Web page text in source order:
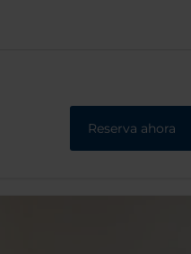
Reserva ahora